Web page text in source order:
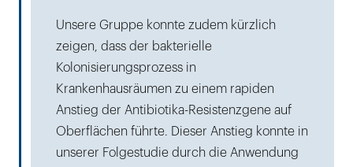
Unsere Gruppe konnte zudem kürzlich
zeigen, dass der bakterielle
Kolonisierungsprozess in
Krankenhausräumen zu einem rapiden
Anstieg der Antibiotika-Resistenzgene auf
Oberflächen führte. Dieser Anstieg konnte in
unserer Folgestudie durch die Anwendung